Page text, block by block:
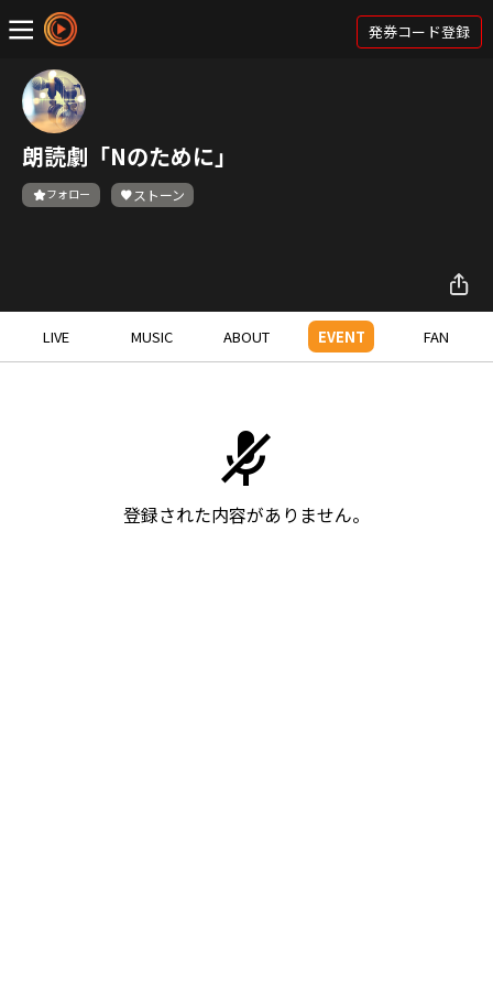
発券コード登録
朗読劇「Nのために」
フォロー ストーン
LIVE MUSIC ABOUT EVENT FAN
登録された内容がありません。